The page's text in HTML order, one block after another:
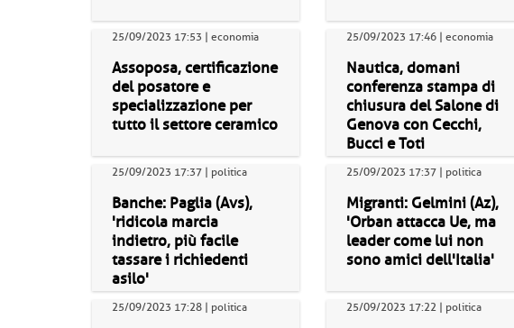
25/09/2023 17:53 | economia
Assoposa, certificazione
del posatore e
specializzazione per
tutto il settore ceramico
25/09/2023 17:46 | economia
Nautica, domani
conferenza stampa di
chiusura del Salone di
Genova con Cecchi,
Bucci e Toti
25/09/2023 17:37 | politica
Banche: Paglia (Avs),
'ridicola marcia
indietro, più facile
tassare i richiedenti
asilo'
25/09/2023 17:37 | politica
Migranti: Gelmini (Az),
'Orban attacca Ue, ma
leader come lui non
sono amici dell'Italia'
25/09/2023 17:28 | politica 25/09/2023 17:22 | politica